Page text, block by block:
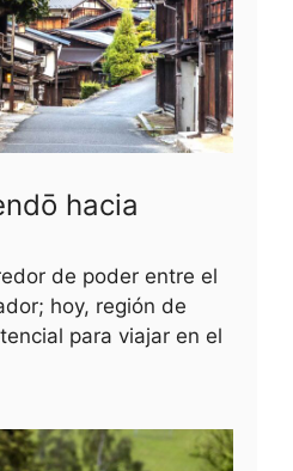
hacia
de poder entre el
hoy, región de
para viajar en el